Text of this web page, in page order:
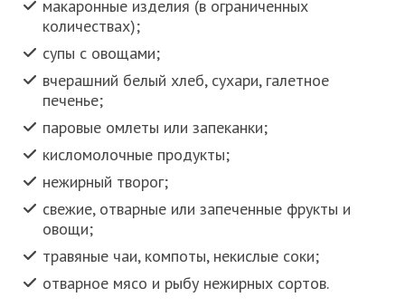
макаронные изделия (в ограниченных
количествах);
супы с овощами;
вчерашний белый хлеб, сухари, галетное
печенье;
паровые омлеты или запеканки;
кисломолочные продукты;
нежирный творог;
свежие, отварные или запеченные фрукты и
овощи;
травяные чаи, компоты, некислые соки;
отварное мясо и рыбу нежирных сортов.